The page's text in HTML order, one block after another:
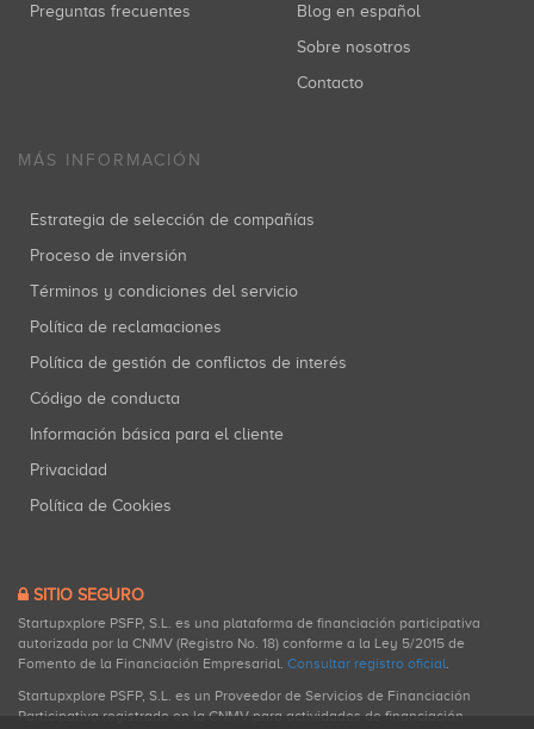
Preguntas frecuentes
Blog en español
Sobre nosotros
Contacto
MÁS INFORMACIÓN
Estrategia de selección de compañías
Proceso de inversión
Términos y condiciones del servicio
Política de reclamaciones
Política de gestión de conflictos de interés
Código de conducta
Información básica para el cliente
Privacidad
Política de Cookies
SITIO SEGURO
Startupxplore PSFP, S.L. es una plataforma de financiación participativa
autorizada por la CNMV (Registro No. 18) conforme a la Ley 5/2015 de
Fomento de la Financiación Empresarial. Consultar registro oficial.
Startupxplore PSFP, S.L. es un Proveedor de Servicios de Financiación
Participativa registrado en la CNMV para actividades de financiación